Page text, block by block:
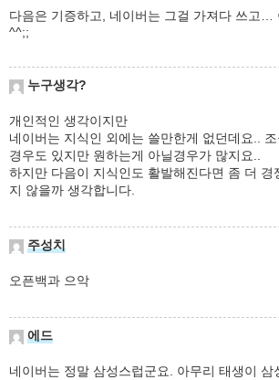
다음은 기증하고, 네이버는 그걸 가져다 쓰고…
^^;;
누구생각?
개인적인 생각이지만
네이버는 지식인 외에는 쓸만한게 없던데요..
경우도 있지만 원하는게 아닐경우가 많지요..
하지만 다음이 지식인도 활발해진다면 좀 더 경
지 않을까 생각합니다.
주성치
오픈백과 으악
에드
네이버는 정말 삼성스럽군요. 아무리 태생이